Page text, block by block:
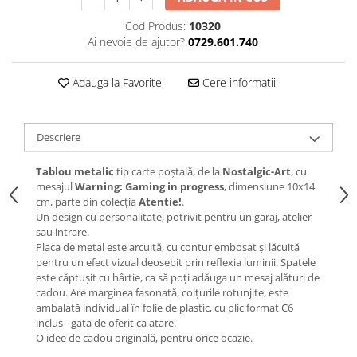
Cod Produs: 10320
Ai nevoie de ajutor? 0729.601.740
Adauga la Favorite Cere informatii
Descriere
Tablou metalic tip carte poștală, de la Nostalgic-Art, cu
mesajulWarning: Gaming in progress, dimensiune 10x14
cm, parte din colecțiaAtentie!.
Un design cu personalitate, potrivit pentru un garaj, atelier
sau intrare.
Placa de metal este arcuită, cu contur embosat și lăcuită
pentru un efect vizual deosebit prin reflexia luminii. Spatele
este căptușit cu hârtie, ca să poți adăuga un mesaj alături de
cadou. Are marginea fasonată, colțurile rotunjite, este
ambalată individual în folie de plastic, cu plic format C6
inclus - gata de oferit ca atare.
O idee de cadou originală, pentru orice ocazie.